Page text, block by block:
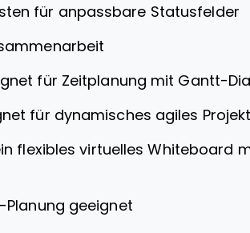
für anpassbare Statusfelder
für Zeitplanung mit Gantt-
für dynamisches agiles
flexibles virtuelles Whiteboard
geeignet